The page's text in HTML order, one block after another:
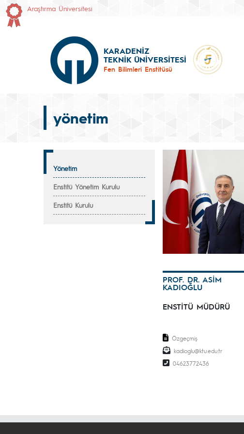
Araştırma Üniversitesi
KARADENİZ
TEKNİK ÜNİVERSİTESİ
Fen Bilimleri Enstitüsü
yönetim
Yönetim
Enstitü Yönetim Kurulu
Enstitü Kurulu
PROF. DR. ASİM
KADIOĞLU
ENSTİTÜ MÜDÜRÜ
Özgeçmiş
kadioglu@ktu.edu.tr
04623772436